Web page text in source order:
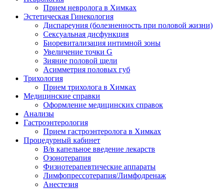
Прием невролога в Химках
Эстетическая Гинекология
Диспареуния (болезненность при половой жизни)
Сексуальная дисфункция
Биоревитализация интимной зоны
Увеличение точки G
Зияние половой щели
Асимметрия половых губ
Трихология
Прием трихолога в Химках
Медицинские справки
Оформление медицинских справок
Анализы
Гастроэнтерология
Прием гастроэнтеролога в Химках
Процедурный кабинет
В/в капельное введение лекарств
Озонотерапия
Физиотерапевтические аппараты
Лимфопрессотерапия/Лимфодренаж
Анестезия